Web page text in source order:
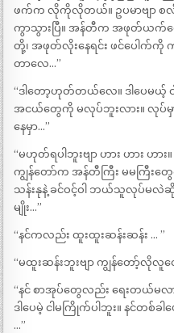
ဖက်က လိုကိုလိုတယ်။ ဥပမာဗျာ စလို
ကွာသွားပြီ။ အန်တီက အဖုတ်ယက်
တို့၊ အဖုတ်လိုးနေရင်း ဖင်ပေါက်
တာလေ…”
“ဒါတော့ဟုတ်တယ်လေ။ ဒါပေမယ့် င
အငယ်တွေကို မလုပ်ဘူးလား။ လုပ်မှ
နေမှာ…”
“မဟုတ်ရပါဘူးဗျာ ဟား ဟား ဟ
ကျွန်တော်က အန်တီကြီး မမကြီးတွ
သန်းနုနဲ့ ခင်ဝင့်ဝါ ဘယ်သူလုပ်မလဲ
မျိုး…”
“နင်ကလည်း ထူးထူးဆန်းဆန်း … ”
“မထူးဆန်းဘူးဗျာ ကျွန်တော့်လိုလူ
“နင် စာအုပ်တွေလည်း ရေးတယ်မလ
ဒါပေမဲ့ ငါမကြိုက်ပါဘူး။ နင်တစ်
…”